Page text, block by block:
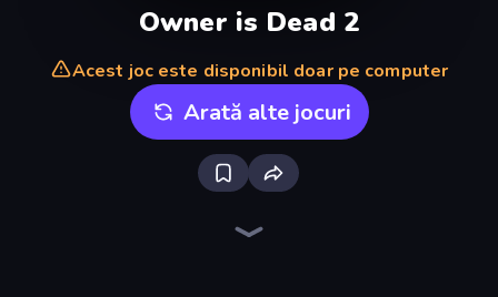
Owner is Dead 2
Acest joc este disponibil doar pe computer
Arată alte jocuri